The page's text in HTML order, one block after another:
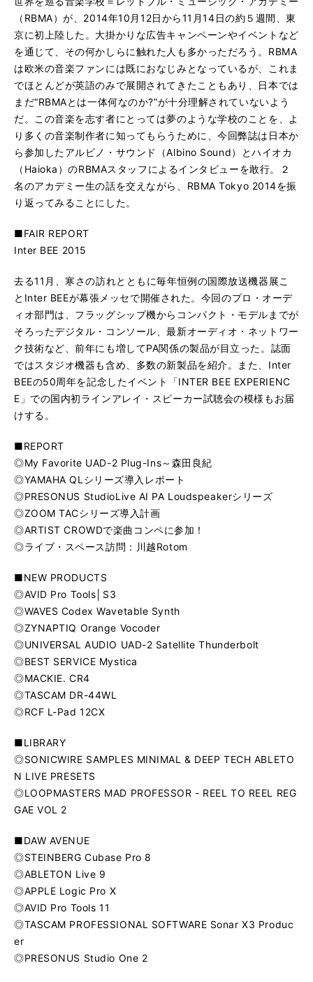
（RBMA）が、2014年10月12日から11月14日の約５週間、東
京に初上陸した。大掛かりな広告キャンペーンやイベントなど
を通じて、その何かしらに触れた人も多かっただろう。RBMA
は欧米の音楽ファンには既におなじみとなっているが、これま
でほとんどが英語のみで展開されてきたこともあり、日本では
まだ“RBMAとは一体何なのか?”が十分理解されていないよう
だ。この音楽を志す者にとっては夢のような学校のことを、よ
り多くの音楽制作者に知ってもらうために、今回弊誌は日本か
ら参加したアルビノ・サウンド（Albino Sound）とハイオカ
（Haioka）のRBMAスタッフによるインタビューを敢行。２
名のアカデミー生の話を交えながら、RBMA Tokyo 2014を振
り返ってみることにした。
■FAIR REPORT
Inter BEE 2015
去る11月、寒さの訪れとともに毎年恒例の国際放送機器展こ
とInter BEEが幕張メッセで開催された。今回のプロ・オーデ
ィオ部門は、フラッグシップ機からコンパクト・モデルまでが
そろったデジタル・コンソール、最新オーディオ・ネットワー
ク技術など、前年にも増してPA関係の製品が目立った。誌面
ではスタジオ機器も含め、多数の新製品を紹介。また、Inter
BEEの50周年を記念したイベント「INTER BEE EXPERIENC
E」での国内初ラインアレイ・スピーカー試聴会の模様もお届
けする。
■REPORT
◎My Favorite UAD-2 Plug-Ins～森田良紀
◎YAMAHA QLシリーズ導入レポート
◎PRESONUS StudioLive AI PA Loudspeakerシリーズ
◎ZOOM TACシリーズ導入計画
◎ARTIST CROWDで楽曲コンペに参加！
◎ライブ・スペース訪問：川越Rotom
■NEW PRODUCTS
◎AVID Pro Tools│S3
◎WAVES Codex Wavetable Synth
◎ZYNAPTIQ Orange Vocoder
◎UNIVERSAL AUDIO UAD-2 Satellite Thunderbolt
◎BEST SERVICE Mystica
◎MACKIE. CR4
◎TASCAM DR-44WL
◎RCF L-Pad 12CX
■LIBRARY
◎SONICWIRE SAMPLES MINIMAL & DEEP TECH ABLETO
N LIVE PRESETS
◎LOOPMASTERS MAD PROFESSOR - REEL TO REEL REG
GAE VOL 2
■DAW AVENUE
◎STEINBERG Cubase Pro 8
◎ABLETON Live 9
◎APPLE Logic Pro X
◎AVID Pro Tools 11
◎TASCAM PROFESSIONAL SOFTWARE Sonar X3 Produc
er
◎PRESONUS Studio One 2